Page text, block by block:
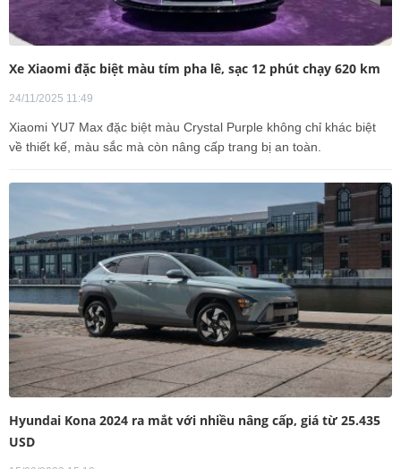
Xe Xiaomi đặc biệt màu tím pha lê, sạc 12 phút chạy 620 km
24/11/2025 11:49
Xiaomi YU7 Max đặc biệt màu Crystal Purple không chỉ khác biệt
về thiết kế, màu sắc mà còn nâng cấp trang bị an toàn.
Hyundai Kona 2024 ra mắt với nhiều nâng cấp, giá từ 25.435
USD